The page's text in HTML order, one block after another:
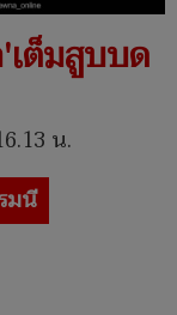
ต็มสูบบด
น.
มนี